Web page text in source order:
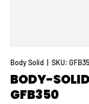
Body Solid SKU:
BODY-
GFB350